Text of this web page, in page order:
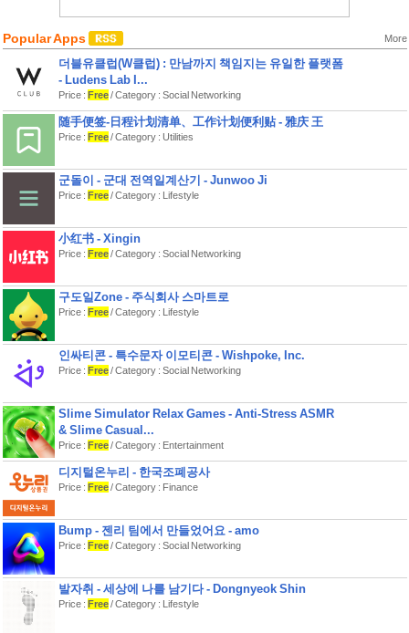
新增记忆前置放大倍数和参考线.
• 个**化
自定义图标(共16个可选).
自定义背景和文字的颜色,或者用图片
自定义水印.
• 专业模式
带有一个RGB示波器.用于更准确的控
• 同时兼容动态照片
大多数摄影app无法拍摄动态照片.本
• 拍摄拜耳阵列RAW
• 自定义图像压缩
拍作业),可以使用更适合压缩.拍一页书
仅需0.05MB.
• 专为单手操作设计
个屏幕,单手不便于操作.
• 等等...
如果你碰到了任何问题,别担心,请立即
联系我!这也能帮我不断优化无锐化相
机
Popular Apps More
더블유클럽(W클럽) : 만남까지 책임지는 유일한 플랫폼
- Ludens Lab I...
Price : Free/ Category : Social Networking
随手便签-日程计划清单、工作计划便利贴 - 雅庆 王
Price : Free/ Category : Utilities
군돌이 - 군대 전역일계산기 - Junwoo Ji
Price : Free/ Category : Lifestyle
小红书 - Xingin
Price : Free/ Category : Social Networking
구도일Zone - 주식회사 스마트로
Price : Free/ Category : Lifestyle
인싸티콘 - 특수문자 이모티콘 - Wishpoke, Inc.
Price : Free/ Category : Social Networking
Slime Simulator Relax Games - Anti-Stress ASMR
& Slime Casual...
Price : Free/ Category : Entertainment
디지털온누리 - 한국조폐공사
Price : Free/ Category : Finance
Bump - 젠리 팀에서 만들었어요 - amo
Price : Free/ Category : Social Networking
발자취 - 세상에 나를 남기다 - Dongnyeok Shin
Price : Free/ Category : Lifestyle